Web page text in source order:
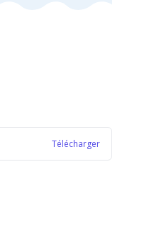
Télécharger